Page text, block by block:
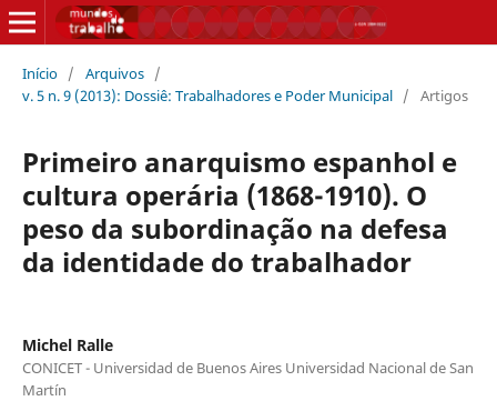
Início / Arquivos /
v. 5 n. 9 (2013): Dossiê: Trabalhadores e Poder Municipal / Artigos
Primeiro anarquismo espanhol e
cultura operária (1868-1910). O
peso da subordinação na defesa
da identidade do trabalhador
Michel Ralle
CONICET - Universidad de Buenos Aires Universidad Nacional de San
Martín